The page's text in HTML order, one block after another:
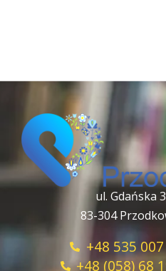
ul. Gdańska 3
83-304
+48 535
+48 (058) 68